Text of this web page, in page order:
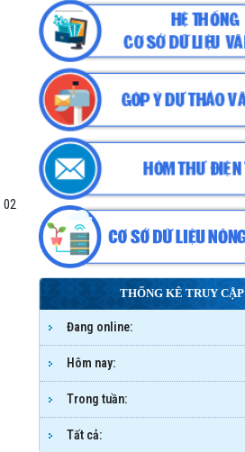
02
THỐNG KÊ TRUY CẬP
Đang online:
Hôm nay:
Trong tuần:
Tất cả: